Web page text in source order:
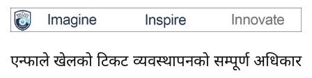
एन्फाले खेलको टिकट व्यवस्थापनको सम्पूर्ण अधिकार